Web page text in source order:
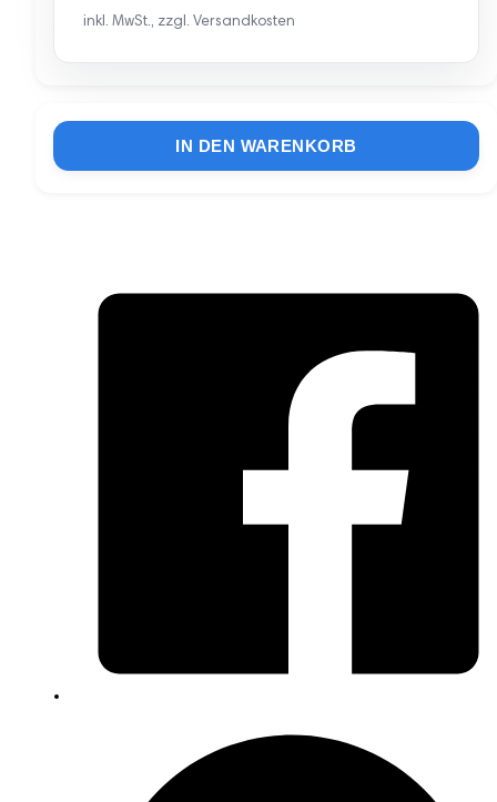
inkl. MwSt., zzgl. Versandkosten
IN DEN WARENKORB